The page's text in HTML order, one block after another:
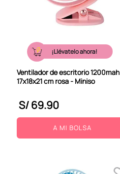
¡Llévatelo ahora!
Ventilador de escritorio 1200mah
17x18x21 cm rosa - Miniso
S/69.90
A MI BOLSA